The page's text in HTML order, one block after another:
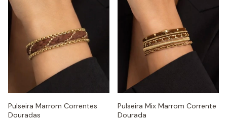
Pulseira Marrom Correntes
Douradas
Pulseira Mix Marrom Corrente
Dourada